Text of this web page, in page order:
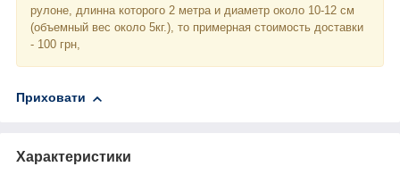
рулоне, длинна которого 2 метра и диаметр около 10-12 см
(объемный вес около 5кг.), то примерная стоимость доставки
- 100 грн,
Приховати
Характеристики